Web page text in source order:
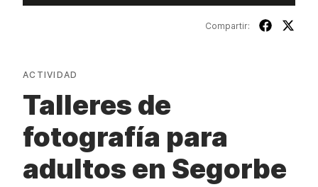
Compartir:
ACTIVIDAD
Talleres de
fotografía para
adultos en Segorbe